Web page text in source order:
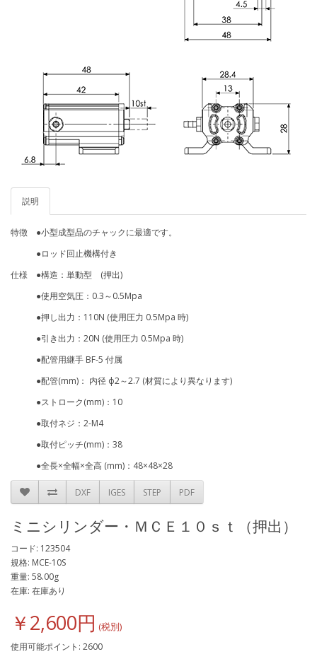
説明
特徴 ●小型成型品のチャックに最適です。
●ロッド回止機構付き
仕様 ●構造：単動型 (押出)
●使用空気圧：0.3～0.5Mpa
●押し出力：110N (使用圧力 0.5Mpa 時)
●引き出力：20N (使用圧力 0.5Mpa 時)
●配管用継手 BF-5 付属
●配管(mm)： 内径 ф2～2.7 (材質により異なります)
●ストローク(mm)：10
●取付ネジ：2-M4
●取付ピッチ(mm)：38
●全長×全幅×全高 (mm)：48×48×28
DXF IGES STEP PDF
ミニシリンダー・ＭＣＥ１０ｓｔ（押出）
コード: 123504
規格: MCE-10S
重量: 58.00g
在庫: 在庫あり
￥2,600円
使用可能ポイント: 2600